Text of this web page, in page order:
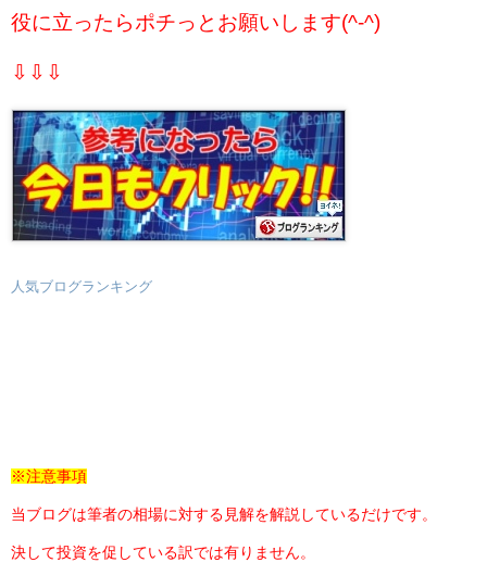
役に立ったらポチっとお願いします(^-^)
⇩⇩⇩
人気ブログランキング
※注意事項
当ブログは筆者の相場に対する見解を解説しているだけです。
決して投資を促している訳では有りません。